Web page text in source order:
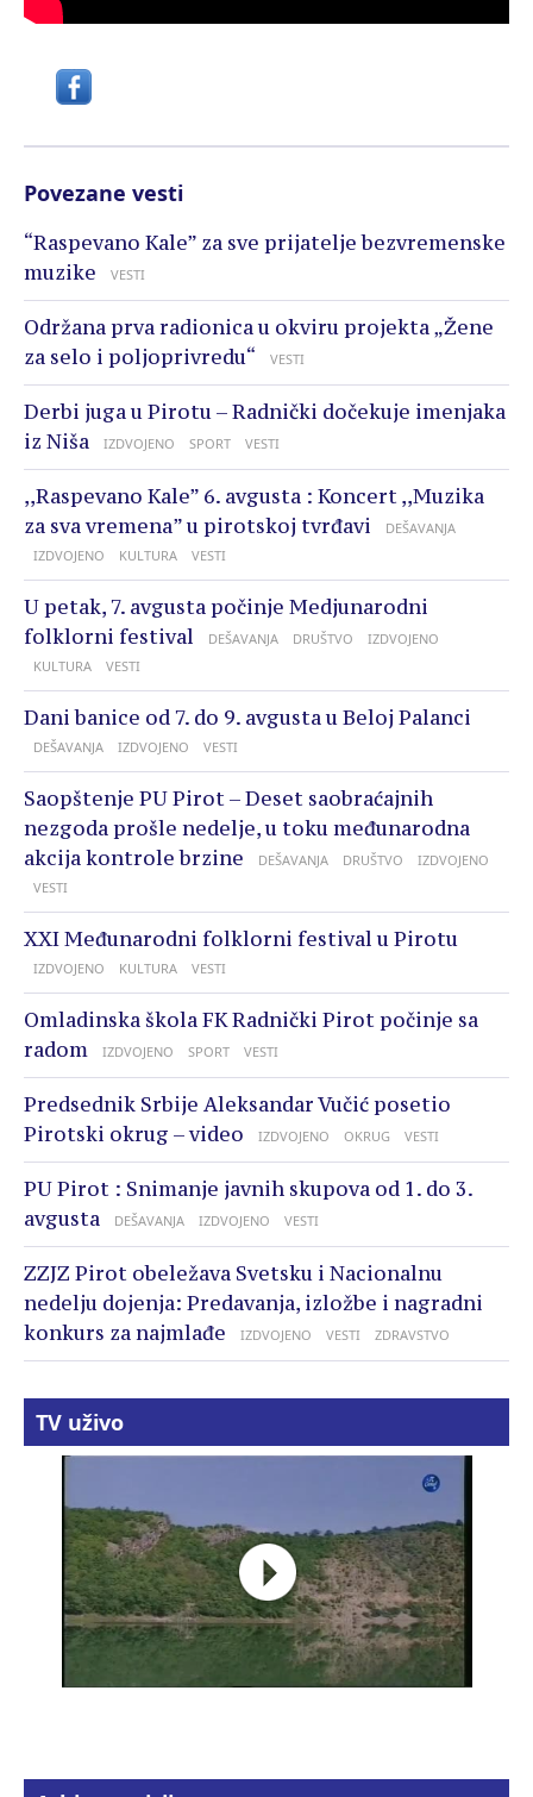
Povezane vesti
“Raspevano Kale” za sve prijatelje bezvremenske
muzike
VESTI
Održana prva radionica u okviru projekta „Žene
za selo i poljoprivredu“
VESTI
Derbi juga u Pirotu – Radnički dočekuje imenjaka
iz Niša
IZDVOJENO SPORT VESTI
,,Raspevano Kale” 6. avgusta : Koncert ,,Muzika
za sva vremena” u pirotskoj tvrđavi
DEŠAVANJA
IZDVOJENO
KULTURA VESTI
U petak, 7. avgusta počinje Medjunarodni
folklorni festival
DEŠAVANJA DRUŠTVO
IZDVOJENO
KULTURA
VESTI
Dani banice od 7. do 9. avgusta u Beloj Palanci
DEŠAVANJA IZDVOJENO VESTI
Saopštenje PU Pirot – Deset saobraćajnih
nezgoda prošle nedelje, u toku međunarodna
akcija kontrole brzine
DEŠAVANJA DRUŠTVO
IZDVOJENO
VESTI
XXI Međunarodni folklorni festival u Pirotu
IZDVOJENO KULTURA VESTI
Omladinska škola FK Radnički Pirot počinje sa
radom
IZDVOJENO SPORT VESTI
Predsednik Srbije Aleksandar Vučić posetio
Pirotski okrug – video
IZDVOJENO OKRUG VESTI
PU Pirot : Snimanje javnih skupova od 1. do 3.
avgusta
DEŠAVANJA IZDVOJENO VESTI
ZZJZ Pirot obeležava Svetsku i Nacionalnu
nedelju dojenja: Predavanja, izložbe i nagradni
konkurs za najmlađe
IZDVOJENO VESTI ZDRAVSTVO
TV uživo